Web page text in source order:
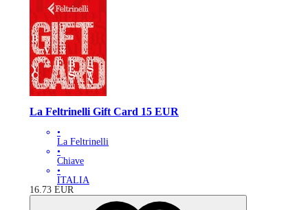
La Feltrinelli Gift Card 15 EUR
•
La Feltrinelli
•
Chiave
•
ITALIA
16.73 EUR